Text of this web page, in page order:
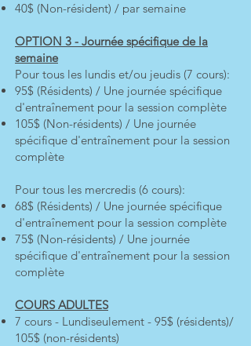
40$ (Non-résident) / par semaine
OPTION 3 - Journée spécifique de la
semaine
​Pour tous les lundis et/ou jeudis (7 cours):
95$ (Résidents) / Une journée spécifique
d'entraînement pour la session complète
105$ (Non-résidents) / Une journée
spécifique d'entraînement pour la session
complète
​Pour tous les mercredis (6 cours):
68$ (Résidents) / Une journée spécifique
d'entraînement pour la session complète
75$ (Non-résidents) / Une journée
spécifique d'entraînement pour la session
complète
COURS ADULTES
7 cours - Lundiseulement - 95$ (résidents)/
105$ (non-résidents)